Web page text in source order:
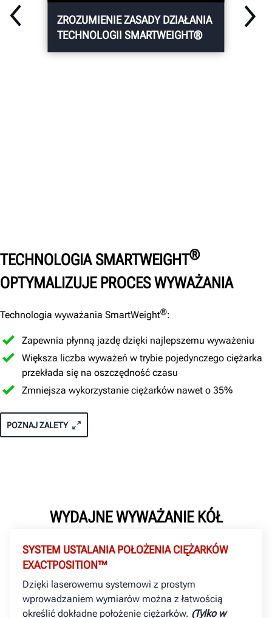
ZROZUMIENIE ZASADY DZIAŁANIA
TECHNOLOGII SMARTWEIGHT®
TECHNOLOGIA SMARTWEIGHT®
OPTYMALIZUJE PROCES WYWAŻANIA
Technologia wyważania SmartWeight®:
Zapewnia płynną jazdę dzięki najlepszemu wyważeniu
Większa liczba wyważeń w trybie pojedynczego ciężarka
przekłada się na oszczędność czasu
Zmniejsza wykorzystanie ciężarków nawet o 35%
POZNAJ ZALETY
WYDAJNE WYWAŻANIE KÓŁ
SYSTEM USTALANIA POŁOŻENIA CIĘŻARKÓW
EXACTPOSITION™
Dzięki laserowemu systemowi z prostym
wprowadzaniem wymiarów można z łatwością
określić dokładne położenie ciężarków. (Tylko w